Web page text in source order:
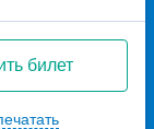
билет